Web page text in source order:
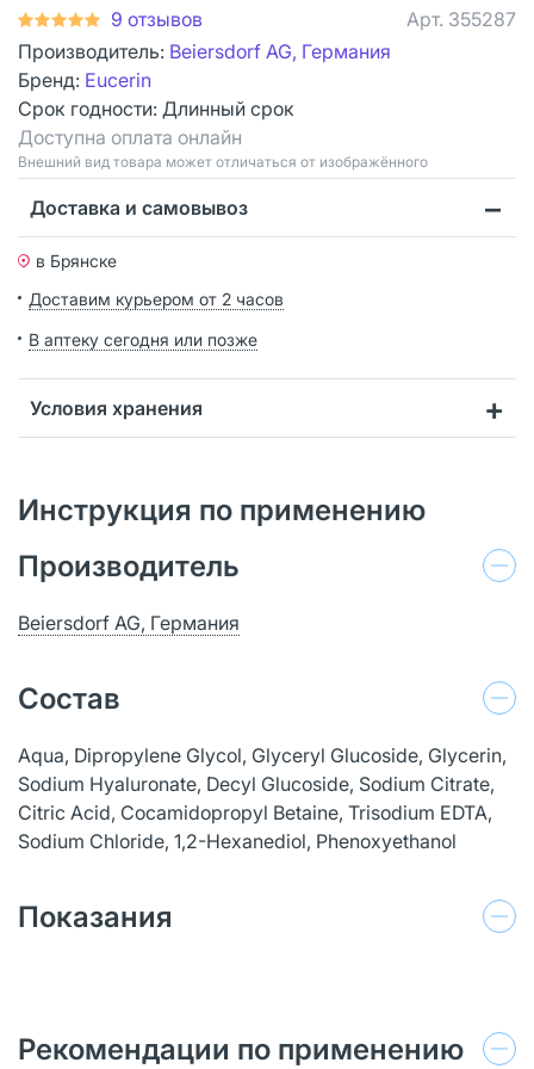
9 отзывов Арт. 355287
Производитель: Beiersdorf AG, Германия
Бренд: Eucerin
Срок годности: Длинный срок
Доступна оплата онлайн
Bнешний вид товара может отличаться от изображённого
Доставка и самовывоз
в Брянске
Доставим курьером от 2 часов
В аптеку сегодня или позже
Условия хранения
Инструкция по применению
Производитель
Beiersdorf AG, Германия
Состав
Aqua, Dipropylene Glycol, Glyceryl Glucoside, Glycerin,
Sodium Hyaluronate, Decyl Glucoside, Sodium Citrate,
Citric Acid, Cocamidopropyl Betaine, Trisodium EDTA,
Sodium Chloride, 1,2-Hexanediol, Phenoxyethanol
Показания
Рекомендации по применению